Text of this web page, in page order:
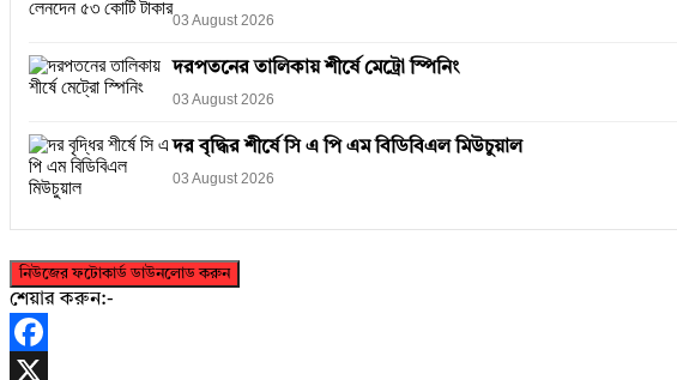
03 August 2026
দরপতনের তালিকায় শীর্ষে মেট্রো স্পিনিং
03 August 2026
দর বৃদ্ধির শীর্ষে সি এ পি এম বিডিবিএল মিউচুয়াল
03 August 2026
নিউজের ফটোকার্ড ডাউনলোড করুন
শেয়ার করুন:-
Facebook